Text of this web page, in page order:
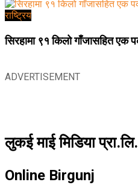
राष्ट्रिय
सिरहामा ९१ किलो गाँजासहित एक
ADVERTISEMENT
लुकई माई मिडिया प्रा.लि.
Online Birgunj